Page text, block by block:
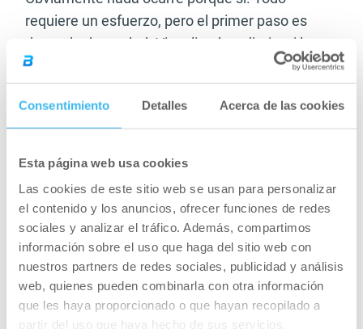
Consentimiento Detalles Acerca de las cookies
Esta página web usa cookies
Las cookies de este sitio web se usan para personalizar
el contenido y los anuncios, ofrecer funciones de redes
sociales y analizar el tráfico. Además, compartimos
información sobre el uso que haga del sitio web con
nuestros partners de redes sociales, publicidad y análisis
web, quienes pueden combinarla con otra información
que les haya proporcionado o que hayan recopilado a
partir del uso que haya hecho de sus servicios.
requiere un esfuerzo, pero el primer paso es
desearlo de verdad. Visualizarlo a diario, si lo
haces, estarás creando el pensamiento en tu
mente y sin querer estarás enfocando poco a
poco tus energías hacia ese deseo.
vez que te digas a ti mismo “No tengo tiempo”,
“Estoy cansado”… Recuerda que hay
muchísimas personas igual que tú, y que un día
decidieron cambiar su vida. Si ellos pudieron, tú
también puedes.
Tal vez, ¿quieres empezar a hacer deporte? Y
¿Por qué no?